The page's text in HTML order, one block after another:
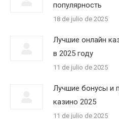
популярность
18 de julio de 2025
Лучшие онлайн
в 2025 году
11 de julio de 2025
Лучшие бонусы и
казино 2025
11 de julio de 2025